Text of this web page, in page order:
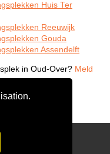
Huis Ter
Reeuwijk
Gouda
Assendelft
in Oud-Over? Meld